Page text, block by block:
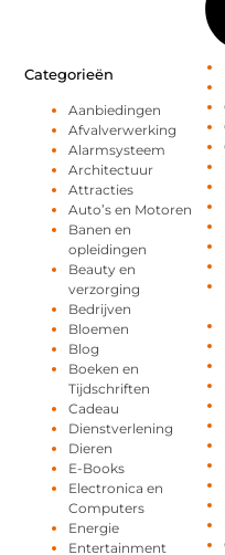
Categorieën
Aanbiedingen
Afvalverwerking
Alarmsysteem
Architectuur
Attracties
Auto’s en Motoren
Banen en
opleidingen
Beauty en
verzorging
Bedrijven
Bloemen
Blog
Boeken en
Tijdschriften
Cadeau
Dienstverlening
Dieren
E-Books
Electronica en
Computers
Energie
Entertainment